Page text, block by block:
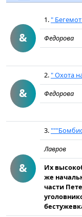
&
1."
Федорова
&
2." Охота
Федорова
&
3.
Лавров
Их
же
части